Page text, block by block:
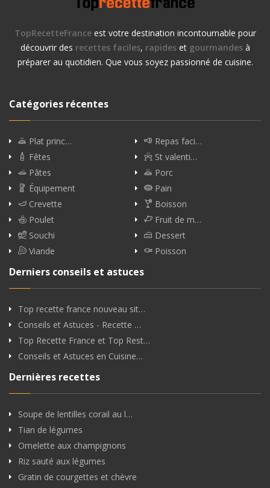
TopRecetteFranceest votre destination incontournable pour
découvrir des recettes faciles, rapideset gourmandesà
préparer au quotidien. Que vous soyez passionné de cuisine.
Catégories récentes
Plat princ…
Repas faci…
Fêtes
St valenti…
Pâtes
Porc
Équipement
Pain
Crevette
Boisson
Poulet
Fruit de m…
Souchi
Dessert
Viande
Poisson
Derniers conseils et astuces
Top recette france nouveau sit…
Conseils et Astuces - Recette …
Top Recette France et Top Rest…
Conseils et Astuces en Cuisine…
Dernières recettes
Soupe de lentilles corail au l…
Tian de légumes
Omelette aux champignons
Riz sauté aux légumes
Gratin de courgettes et chèvre